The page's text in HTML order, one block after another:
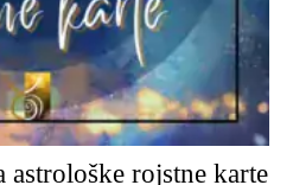
astrološke rojstne karte